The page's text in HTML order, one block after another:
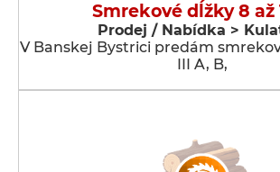
Smrekové dĺžky 8 až
Prodej / Nabídka >
V Banskej Bystrici predám
III A, B,